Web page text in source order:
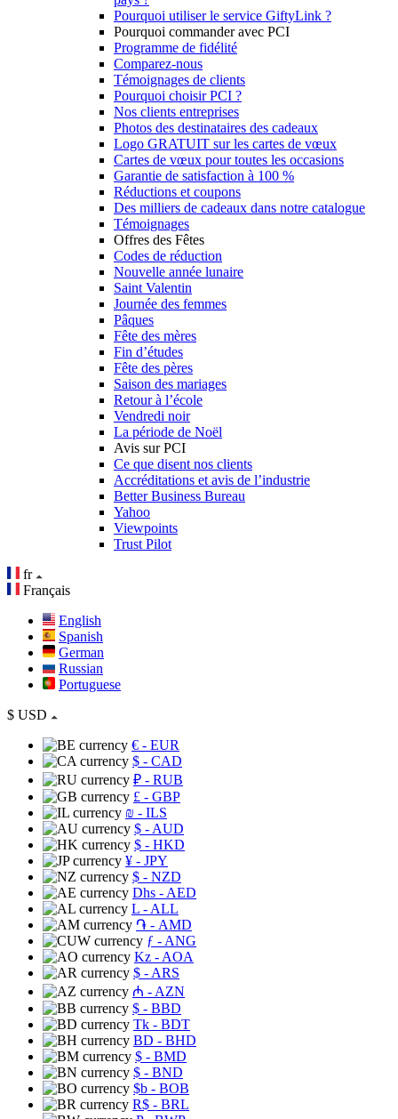
Pourquoi utiliser le service GiftyLink ?
Pourquoi commander avec PCI
Programme de fidélité
Comparez-nous
Témoignages de clients
Pourquoi choisir PCI ?
Nos clients entreprises
Photos des destinataires des cadeaux
Logo GRATUIT sur les cartes de vœux
Cartes de vœux pour toutes les occasions
Garantie de satisfaction à 100 %
Réductions et coupons
Des milliers de cadeaux dans notre catalogue
Témoignages
Offres des Fêtes
Codes de réduction
Nouvelle année lunaire
Saint Valentin
Journée des femmes
Pâques
Fête des mères
Fin d’études
Fête des pères
Saison des mariages
Retour à l’école
Vendredi noir
La période de Noël
Avis sur PCI
Ce que disent nos clients
Accréditations et avis de l’industrie
Better Business Bureau
Yahoo
Viewpoints
Trust Pilot
fr
Français
English
Spanish
German
Russian
Portuguese
$ USD
€ - EUR
$ - CAD
₽ - RUB
£ - GBP
₪ - ILS
$ - AUD
$ - HKD
¥ - JPY
$ - NZD
Dhs - AED
L - ALL
֏ - AMD
ƒ - ANG
Kz - AOA
$ - ARS
₼ - AZN
$ - BBD
Tk - BDT
BD - BHD
$ - BMD
$ - BND
$b - BOB
R$ - BRL